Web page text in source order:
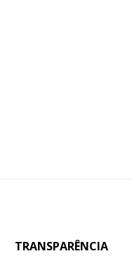
TRANSPARÊNCIA